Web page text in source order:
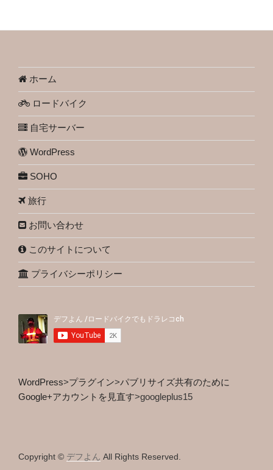
ホーム
ロードバイク
自宅サーバー
WordPress
SOHO
旅行
お問い合わせ
このサイトについて
プライバシーポリシー
WordPress>プラグイン>パブリサイズ共有のために
Google+アカウントを見直す>googleplus15
Copyright © デフよん All Rights Reserved.